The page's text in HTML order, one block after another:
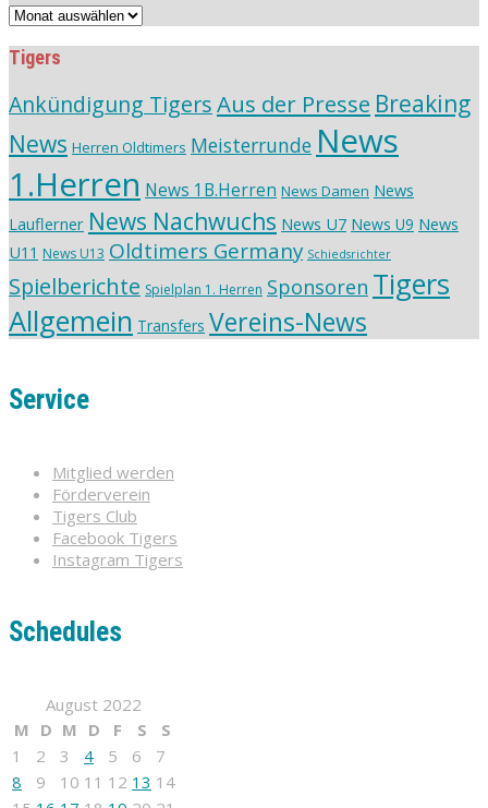
Vereinsarchiv
Tigers
Ankündigung TigersAus der Presse Breaking
News Herren Oldtimers Meisterrunde News
1.Herren News 1B.Herren News Damen News
Lauflerner News Nachwuchs News U7 News U9 News
U11 News U13 Oldtimers Germany Schiedsrichter
Spielberichte Spielplan 1. Herren Sponsoren Tigers
Allgemein Transfers Vereins-News
Service
Mitglied werden
Förderverein
Tigers Club
Facebook Tigers
Instagram Tigers
Schedules
August 2022
M D M D F S
S
1
2 3 4 5 6
7
8
9 10 11 12 13 14